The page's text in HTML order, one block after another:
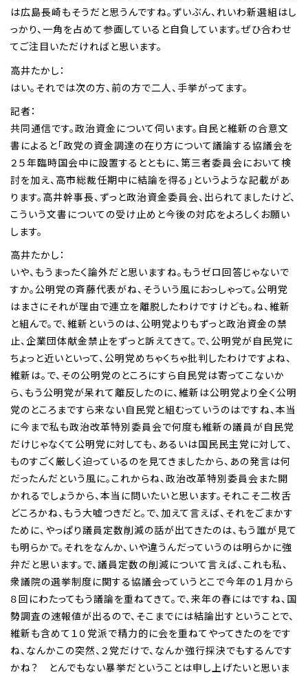
は広島長崎もそうだと思うんですね。ずいぶん、れいわ新選組はし
っかり、一角を占めて参画していると自負しています。ぜひ合わせ
てご注目いただければと思います。
高井たかし：
はい。それでは次の方、前の方で二人、手挙がってます。
記者：
共同通信です。政治資金について伺います。自民と維新の合意文
書によると「政党の資金調達の在り方について議論する協議会を
２５年臨時国会中に設置するとともに、第三者委員会において検
討を加え、高市総裁任期中に結論を得る」というような記載があ
ります。高井幹事長、ずっと政治資金委員会、出られてましたけど、
こういう文書についての受け止めと今後の対応をよろしくお願い
します。
高井たかし：
いや、もうまったく論外だと思いますね。もうゼロ回答じゃないで
すか。公明党の斉藤代表がね、そういう風におっしゃって。公明党
はまさにそれが理由で連立を離脱したわけですけども。ね、維新
と組んで。で、維新というのは、公明党よりもずっと政治資金の禁
止、企業団体献金禁止をずっと訴えてきて。で、公明党が自民党に
ちょっと近いといって、公明党めちゃくちゃ批判したわけですよね、
維新は。で、その公明党のところにすら自民党は寄ってこないか
ら、もう公明党が呆れて離反したのに、維新は公明党より全く公明
党のところまですら来ない自民党と組むっていうのはですね、本当
に今まで私も政治改革特別委員会で何度も維新の議員が自民党
だけじゃなくて公明党に対しても、あるいは国民民主党に対して、
ものすごく厳しく迫っているのを見てきましたから、あの発言は何
だったんだという風に。これからね、政治改革特別委員会また開
かれるでしょうから、本当に問いたいと思います。それこそ二枚舌
どころかね、もう大嘘つきだと。で、加えて言えば、それをごまかす
ために、やっぱり議員定数削減の話が出てきたのは、もう誰が見て
も明らかで。それをなんか、いや違うんだっていうのは明らかに強
弁だと思います。で、議員定数の削減について言えば、これも私、
衆議院の選挙制度に関する協議会っていうとこで今年の１月から
８回にわたってもう議論を重ねてきて。で、来年の春にはですね、国
勢調査の速報値が出るので、そこまでには結論出すということで、
維新も含めて１０党派で精力的に会を重ねてやってきたのをです
ね、なんかこの突然、２党だけで、なんか強行採決でもするんです
かね？ とんでもない暴挙だということは申し上げたいと思いま